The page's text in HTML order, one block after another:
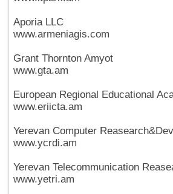
Aporia LLC
www.armeniagis.com
Grant Thornton Amyot
www.gta.am
European Regional Educational
www.eriicta.am
Yerevan Computer
www.ycrdi.am
Yerevan Telecommunication
www.yetri.am